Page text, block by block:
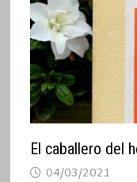
El caballero del
04/03/2021